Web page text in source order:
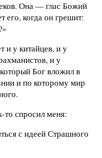
Она — глас Божий
его, когда он грешит:
и у китайцев, и у
и у
Бог вложил в
и по которому мир
спросил меня:
с идеей Страшного